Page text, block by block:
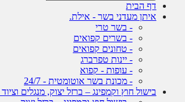
דף הבית
איתן מעדני בשר - אילת.
- בשר טרי
- בשרים קפואים
- טחונים קפואים
- יינות טפרברג
- עופות - קפוא
- מכונת בשר אוטומטית - 24/7
בישול חוץ וקמפינג – ברזל יצוק, מנגלים וציוד Outdoor